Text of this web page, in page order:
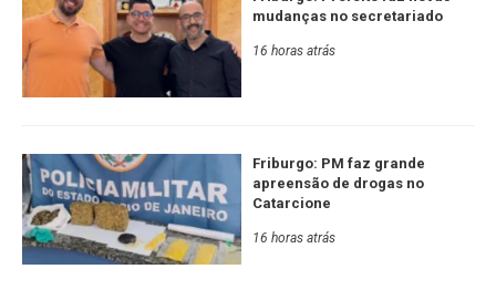
mudanças no secretariado
16 horas atrás
Friburgo: PM faz grande
apreensão de drogas no
Catarcione
16 horas atrás